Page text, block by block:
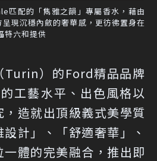
匹配的「雋雅之韻」專屬香水，藉由
現沉穩內斂的奢華感，更彷彿置身在
特六和提供
Turin）的Ford精品品牌
工藝水平、出色風格以
造就出頂級義式美學質
計」、「舒適奢華」、
一體的完美融合，推出即